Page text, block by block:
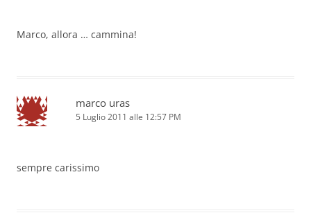
Marco, allora … cammina!
marco uras
5 Luglio 2011 alle 12:57 PM
sempre carissimo